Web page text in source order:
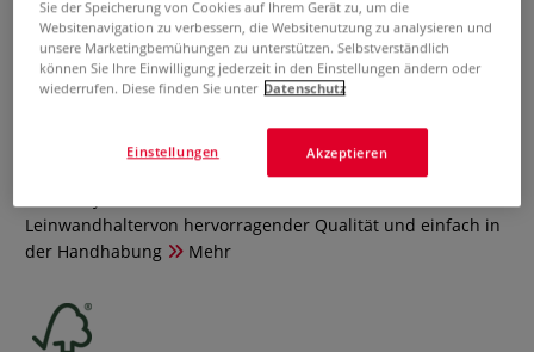
MABEF M/20.PLUS Staffelei mit
oberem Leinwandhalter
0 Bewertungen
Leinwandhaltervon hervorragender Qualität und einfach in
der Handhabung
Mehr
Sie der Speicherung von Cookies auf Ihrem Gerät zu, um die
Websitenavigation zu verbessern, die Websitenutzung zu analysieren und
unsere Marketingbemühungen zu unterstützen. Selbstverständlich
können Sie Ihre Einwilligung jederzeit in den Einstellungen ändern oder
wiederrufen. Diese finden Sie unter Datenschutz
Akzeptieren
Einstellungen